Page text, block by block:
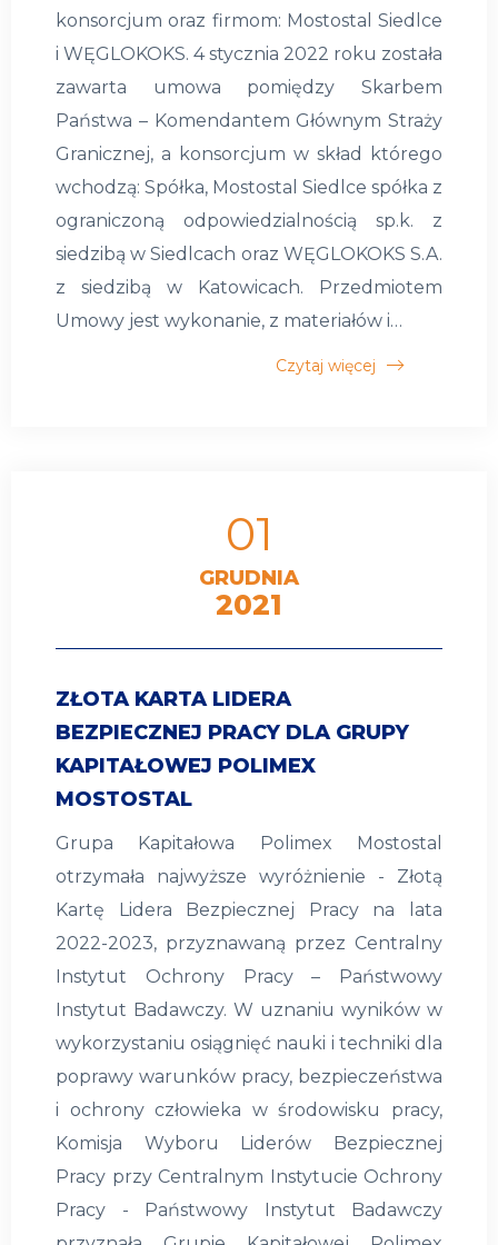
konsorcjum oraz firmom: Mostostal Siedlce
i WĘGLOKOKS. 4 stycznia 2022 roku została
zawarta umowa pomiędzy Skarbem
Państwa – Komendantem Głównym Straży
Granicznej, a konsorcjum w skład którego
wchodzą: Spółka, Mostostal Siedlce spółka z
ograniczoną odpowiedzialnością sp.k. z
siedzibą w Siedlcach oraz WĘGLOKOKS S.A.
z siedzibą w Katowicach. Przedmiotem
Umowy jest wykonanie, z materiałów i…
Czytaj więcej
01
GRUDNIA
2021
ZŁOTA KARTA LIDERA
BEZPIECZNEJ PRACY DLA GRUPY
KAPITAŁOWEJ POLIMEX
MOSTOSTAL
Grupa Kapitałowa Polimex Mostostal
otrzymała najwyższe wyróżnienie - Złotą
Kartę Lidera Bezpiecznej Pracy na lata
2022-2023, przyznawaną przez Centralny
Instytut Ochrony Pracy – Państwowy
Instytut Badawczy. W uznaniu wyników w
wykorzystaniu osiągnięć nauki i techniki dla
poprawy warunków pracy, bezpieczeństwa
i ochrony człowieka w środowisku pracy,
Komisja Wyboru Liderów Bezpiecznej
Pracy przy Centralnym Instytucie Ochrony
Pracy - Państwowy Instytut Badawczy